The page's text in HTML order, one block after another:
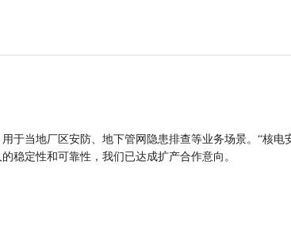
于当地厂区安防、地下管网隐患排查等业务场景。“核电
稳定性和可靠性，我们已达成扩产合作意向。